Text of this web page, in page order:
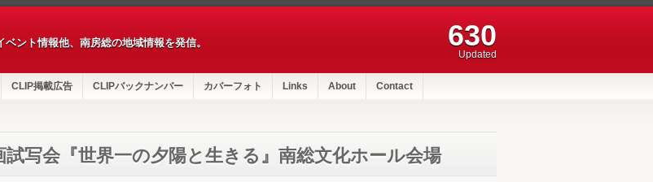
ント情報他、南房総の地域情報を発信。 630
Updated
CLIP掲載広告 CLIPバックナンバー カバーフォト Links About Contact
試写会『世界一の夕陽と生きる』南総文化ホール会場